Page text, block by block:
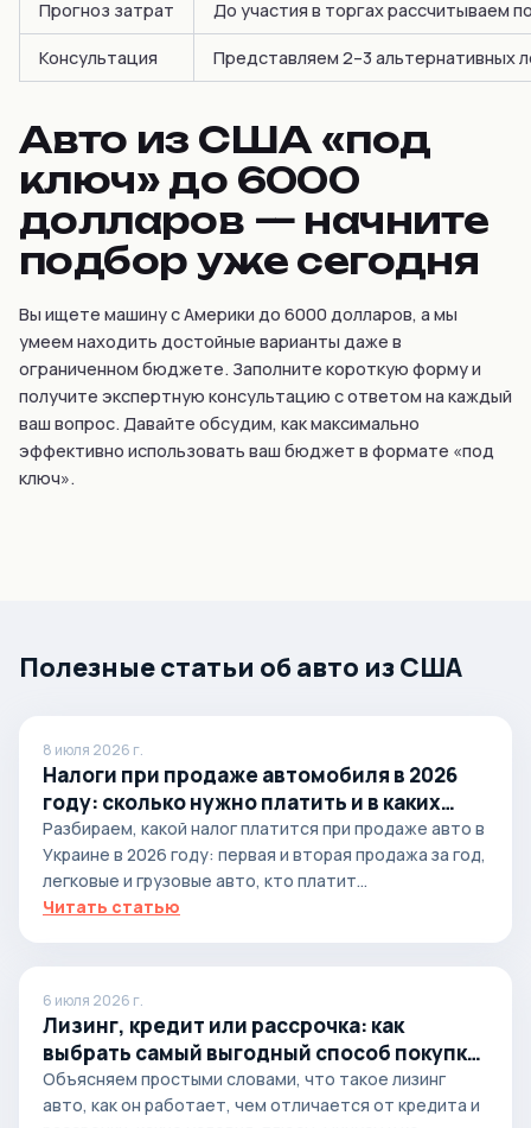
Прогноз затрат До участия в торгах рассчитываем
Консультация Представляем 2–3 альтернативных
Авто из США «под
ключ» до 6000
долларов — начните
подбор уже сегодня
Вы ищете машину с Америки до 6000 долларов, а мы
умеем находить достойные варианты даже в
ограниченном бюджете. Заполните короткую форму и
получите экспертную консультацию с ответом на каждый
ваш вопрос. Давайте обсудим, как максимально
эффективно использовать ваш бюджет в формате «под
ключ».
Полезные статьи об авто из США
8 июля 2026 г.
Налоги при продаже автомобиля в 2026
году: сколько нужно платить и в каких
случаях
Разбираем, какой налог платится при продаже авто в
Украине в 2026 году: первая и вторая продажа за год,
легковые и грузовые авто, кто платит...
Читать статью
6 июля 2026 г.
Лизинг, кредит или рассрочка: как
выбрать самый выгодный способ покупки
автомобиля
Объясняем простыми словами, что такое лизинг
авто, как он работает, чем отличается от кредита и